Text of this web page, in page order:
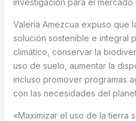
Valeria Amezcua expuso que
solución sostenible e integral
climático, conservar la
uso de suelo, aumentar la
incluso promover programas
con las necesidades del
«Maximizar el uso de la tierra